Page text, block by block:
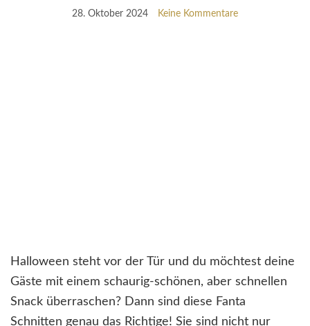
28. Oktober 2024 Keine Kommentare
Halloween steht vor der Tür und du möchtest deine
Gäste mit einem schaurig-schönen, aber schnellen
Snack überraschen? Dann sind diese Fanta
Schnitten genau das Richtige! Sie sind nicht nur